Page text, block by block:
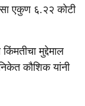
एकुण ६.२२ कोटी
मुद्देमाल
कौशिक यांनी